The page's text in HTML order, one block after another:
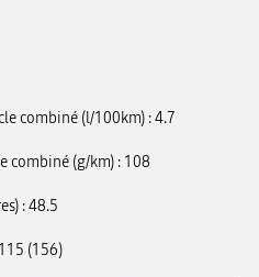
combiné (l/100km) 4.7
combiné (g/km) 108
48.5
115 (156)